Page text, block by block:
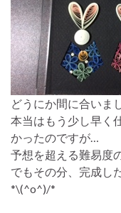
どうにか間に合いま
本当はもう少し早く
かったのですが…
予想を超える難易度
でもその分、完成し
*\(^o^)/*